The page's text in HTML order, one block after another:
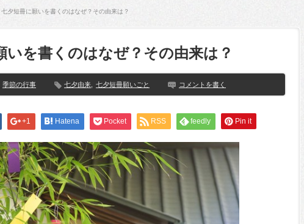
七夕短冊に願いを書くのはなぜ？その由来は？
いを書くのはなぜ？その由来は？
季節の行事 七夕由来 七夕短冊願いごと コメントを書く
+1 Hatena Pocket RSS feedly Pin it